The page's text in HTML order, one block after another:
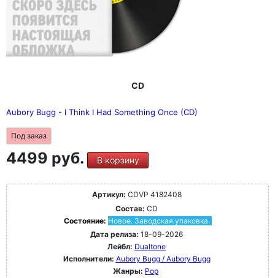
CD
Aubory Bugg - I Think I Had Something Once (CD)
Под заказ
4499 руб. В корзину
Артикул: CDVP 4182408
Состав: CD
Состояние: Новое. Заводская упаковка.
Дата релиза: 18-09-2026
Лейбл: Dualtone
Исполнители: Aubory Bugg / Aubory Bugg
Жанры: Pop